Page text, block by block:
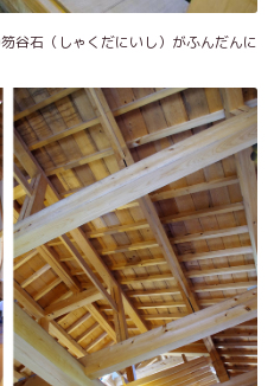
谷石（しゃくだにいし）がふんだんに